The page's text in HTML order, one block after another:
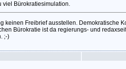
viel Bürokratiesimulation.
keinen Freibrief ausstellen. Demokratische
Bürokratie ist da regierungs- und
;-)